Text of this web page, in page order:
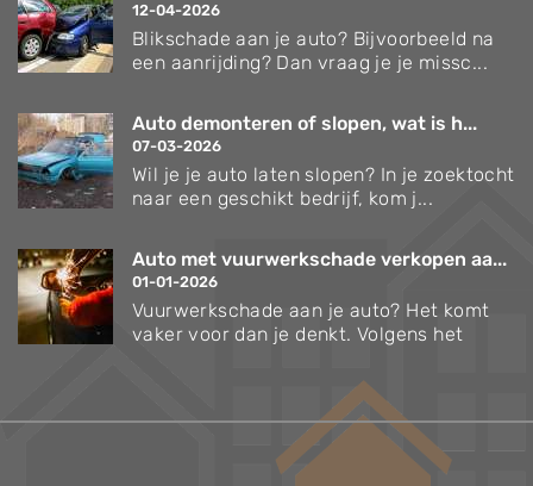
12-04-2026
Blikschade aan je auto? Bijvoorbeeld na
een aanrijding? Dan vraag je je missc...
Auto demonteren of slopen, wat is h...
07-03-2026
Wil je je auto laten slopen? In je zoektocht
naar een geschikt bedrijf, kom j...
Auto met vuurwerkschade verkopen aa...
01-01-2026
Vuurwerkschade aan je auto? Het komt
vaker voor dan je denkt. Volgens het